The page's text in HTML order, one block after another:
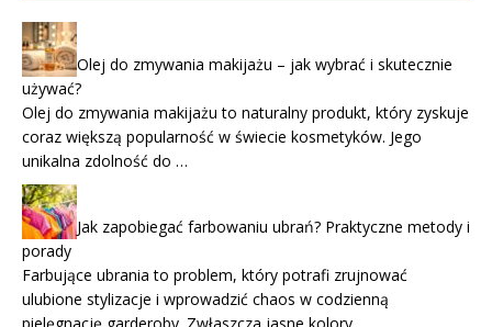
Olej do zmywania makijażu – jak wybrać i skutecznie
używać?
Olej do zmywania makijażu to naturalny produkt, który zyskuje
coraz większą popularność w świecie kosmetyków. Jego
unikalna zdolność do …
Jak zapobiegać farbowaniu ubrań? Praktyczne metody i
porady
Farbujące ubrania to problem, który potrafi zrujnować
ulubione stylizacje i wprowadzić chaos w codzienną